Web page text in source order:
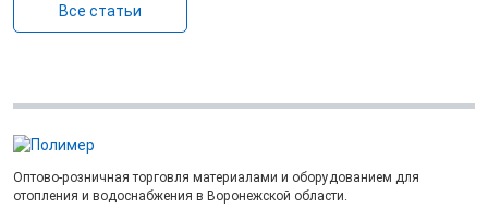
Все статьи
Оптово-розничная торговля материалами и оборудованием для
отопления и водоснабжения в Воронежской области.